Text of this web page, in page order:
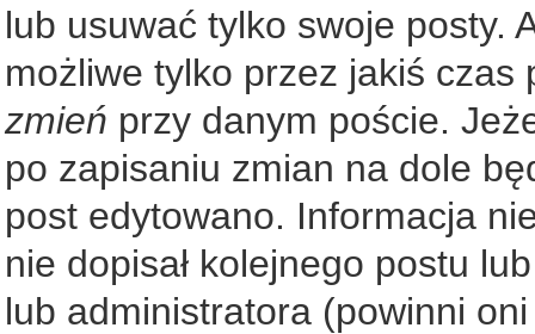
lub usuwać tylko swoje posty.
możliwe tylko przez jakiś
zmień przy danym poście.
po zapisaniu zmian na dole
post edytowano. Informacja
nie dopisał kolejnego postu
lub administratora (powinni